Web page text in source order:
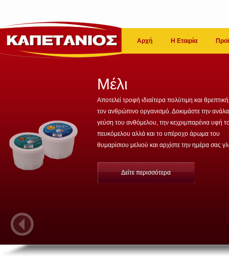
Αρχή Η Εταιρία
Μέλι
Αποτελεί τροφή ιδιαίτερα πολύτιμη και θρεπτική
τον ανθρώπινο οργανισμό. Δοκιμάστε την
γεύση του ανθόμελου, την κεχριμπαρένια υφή
πευκόμελου αλλά και το υπέροχο άρωμα του
θυμαρίσιου μελιού και αρχίστε την ημέρα σας
Δείτε περισσότερα